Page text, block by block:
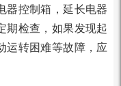
器控制箱，延长电器
期检查，如果发现起
运转困难等故障，应